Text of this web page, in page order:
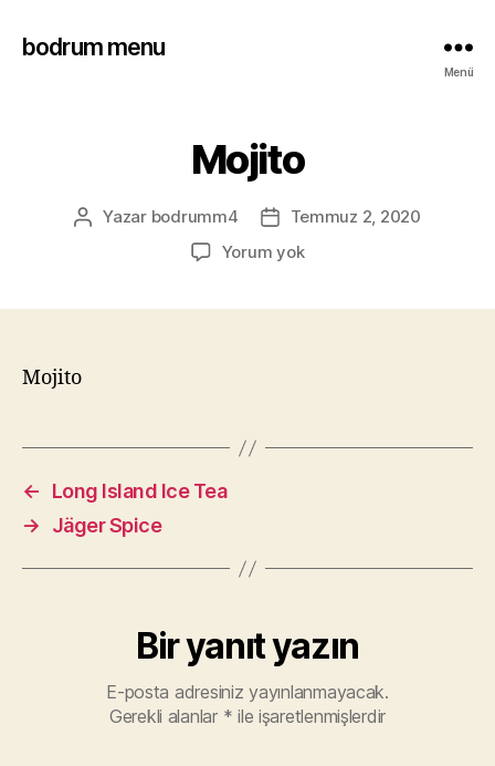
bodrum menu
Menü
Mojito
Yazar bodrumm4
Temmuz 2, 2020
Yorum yok
Mojito
←
Long Island Ice Tea
→
Jäger Spice
Bir yanıt yazın
E-posta adresiniz yayınlanmayacak.
Gerekli alanlar * ile işaretlenmişlerdir